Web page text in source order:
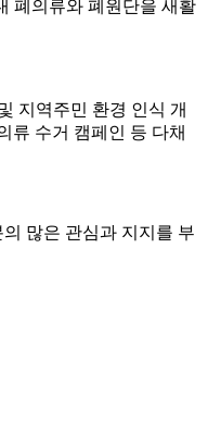
폐의류와 폐원단을 새활
지역주민 환경 인식 개
류 수거 캠페인 등 다채
많은 관심과 지지를 부